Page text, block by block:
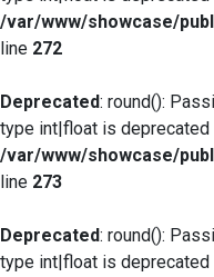
/var/www/showcase/
line 272
Deprecated: round():
type int|float is deprecated
/var/www/showcase/
line 273
Deprecated: round():
type int|float is deprecated